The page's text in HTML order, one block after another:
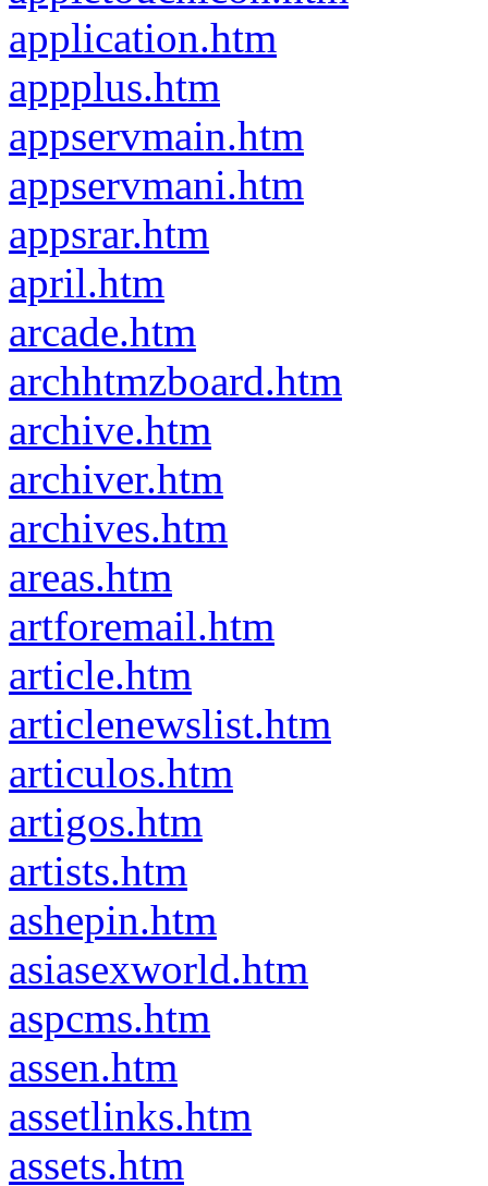
application.htm
appplus.htm
appservmain.htm
appservmani.htm
appsrar.htm
april.htm
arcade.htm
archhtmzboard.htm
archive.htm
archiver.htm
archives.htm
areas.htm
artforemail.htm
article.htm
articlenewslist.htm
articulos.htm
artigos.htm
artists.htm
ashepin.htm
asiasexworld.htm
aspcms.htm
assen.htm
assetlinks.htm
assets.htm